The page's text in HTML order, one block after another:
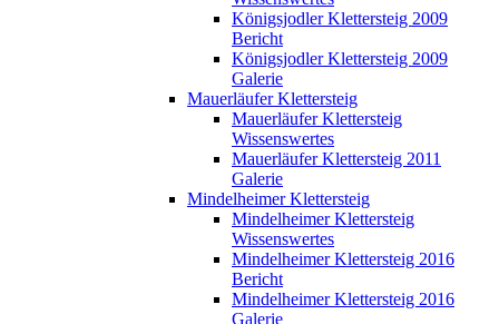
Königsjodler Klettersteig 2009
Bericht
Königsjodler Klettersteig 2009
Galerie
Mauerläufer Klettersteig
Mauerläufer Klettersteig
Wissenswertes
Mauerläufer Klettersteig 2011
Galerie
Mindelheimer Klettersteig
Mindelheimer Klettersteig
Wissenswertes
Mindelheimer Klettersteig 2016
Bericht
Mindelheimer Klettersteig 2016
Galerie